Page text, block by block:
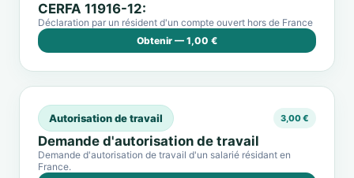
CERFA 11916-12:
Déclaration par un résident d'un compte ouvert hors de France
Obtenir — 1,00 €
Autorisation de travail 3,00 €
Demande d'autorisation de travail
Demande d'autorisation de travail d'un salarié résidant en
France.